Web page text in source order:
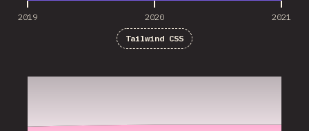
2019 2020 2021
Tailwind CSS